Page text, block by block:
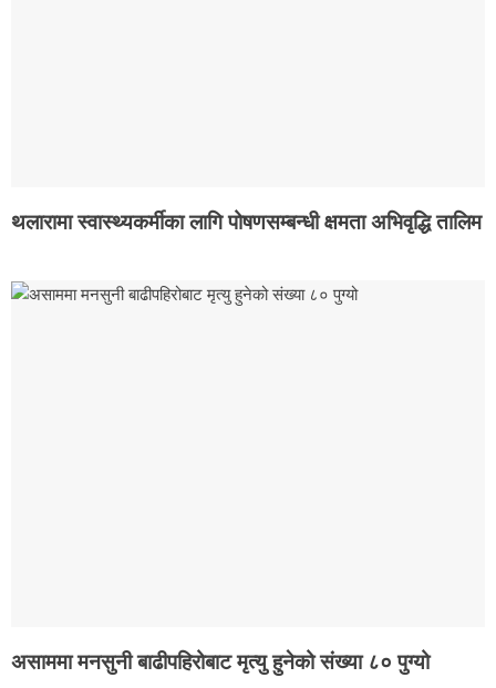
थलारामा स्वास्थ्यकर्मीका लागि पोषणसम्बन्धी क्षमता अभिवृद्धि तालिम
असाममा मनसुनी बाढीपहिरोबाट मृत्यु हुनेको संख्या ८० पुग्यो